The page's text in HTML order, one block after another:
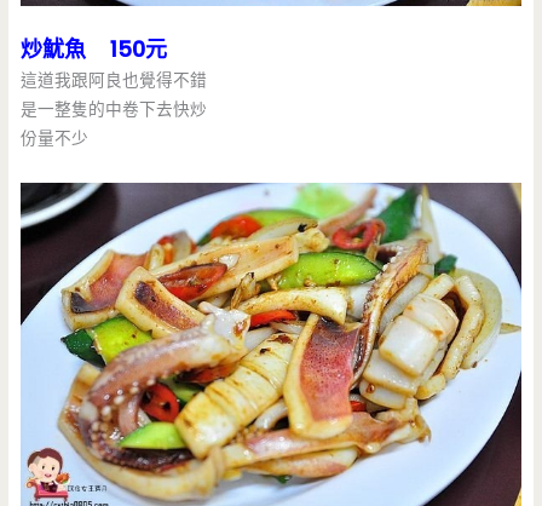
炒魷魚 150元
這道我跟阿良也覺得不錯
是一整隻的中卷下去快炒
份量不少